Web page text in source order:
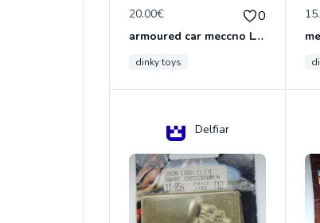
20.00€ 0
armoured car meccno LTD N°670
dinky toys
Delfiar